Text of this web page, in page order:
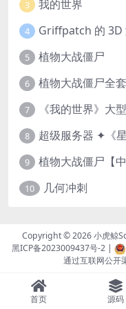
3 我的世界
4 Griffpatch 的 3D
5 植物大战僵尸
6 植物大战僵尸全
7 《我的世界》大
8 超级服务器 ✦《
9 植物大战僵尸【
10 几何冲刺
Copyright © 2026小虎鲸
黑ICP备2023009437号-2|
通过互联网公开
首页 源码